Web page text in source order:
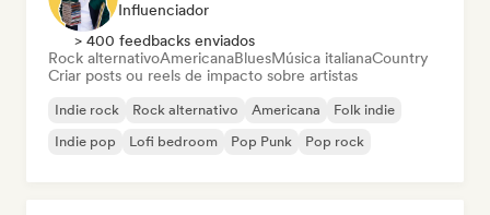
Influenciador
> 400 feedbacks enviados
Rock alternativoAmericanaBluesMúsica italianaCountry
Criar posts ou reels de impacto sobre artistas
Indie rock Rock alternativo Americana
Folk indie
Indie pop
Lofi bedroom Pop Punk Pop rock